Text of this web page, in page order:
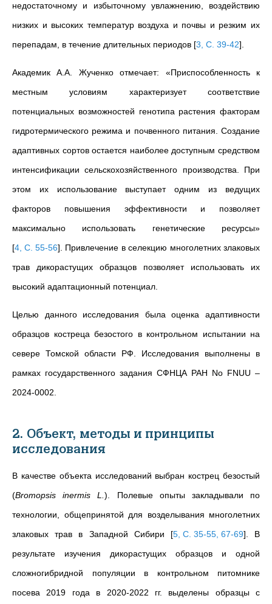
недостаточному и избыточному увлажнению, воздействию
низких и высоких температур воздуха и почвы и резким их
перепадам, в течение длительных периодов [3, С. 39-42]
Академик А.А. Жученко отмечает: «Приспособленность к
местным условиям характеризует соответствие
потенциальных возможностей генотипа растения факторам
гидротермического режима и почвенного питания. Создание
адаптивных сортов остается наиболее доступным средством
интенсификации сельскохозяйственного производства. При
этом их использование выступает одним из ведущих
факторов повышения эффективности и позволяет
максимально использовать генетические ресурсы»
[4, С. 55-56] . Привлечение в селекцию многолетних злаковых
трав дикорастущих образцов позволяет использовать их
высокий адаптационный потенциал.
Целью данного исследования была оценка адаптивности
образцов костреца безостого в контрольном испытании на
севере Томской области РФ. Исследования выполнены в
рамках государственного задания СФНЦА РАН No FNUU –
2024-0002.
2. Объект, методы и принципы
исследования
В качестве объекта исследований выбран кострец безостый
(Bromopsis inermis L.). Полевые опыты закладывали по
технологии, общепринятой для возделывания многолетних
злаковых трав в Западной Сибири [5, С. 35-55, 67-69] . В
результате изучения дикорастущих образцов и одной
сложногибридной популяции в контрольном питомнике
посева 2019 года в 2020-2022 гг. выделены образцы с